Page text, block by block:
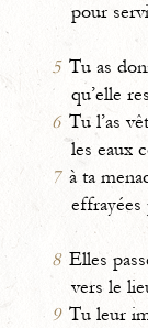
pour
5 Tu as
qu’elle
6 Tu l’as
les eaux
7 à ta
8 Elles
vers le
9 Tu leur